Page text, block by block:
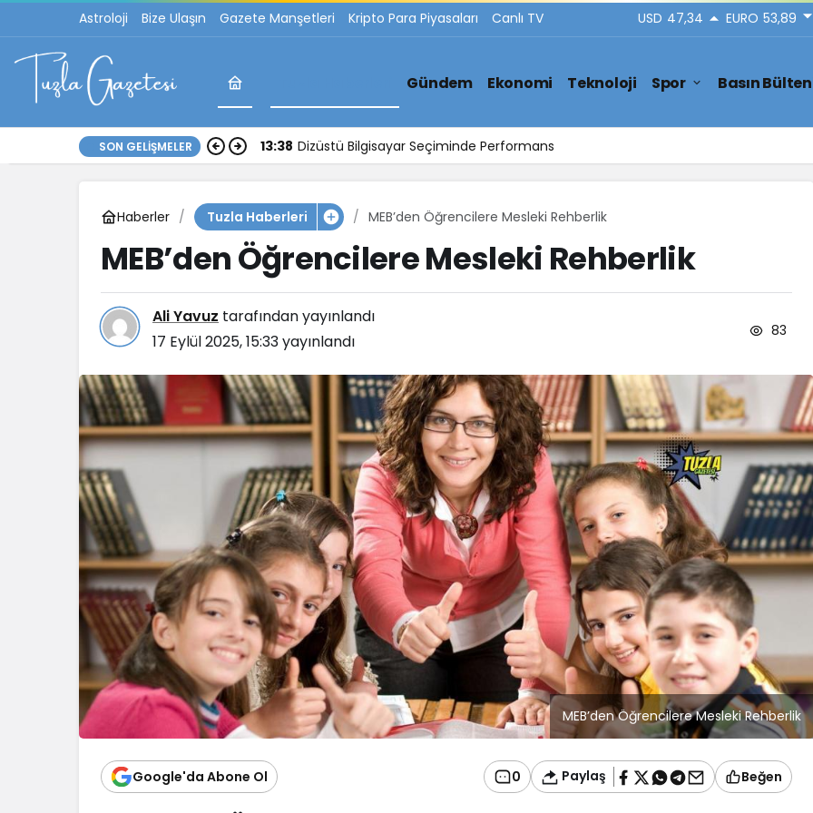
Astroloji Bize Ulaşın Gazete Manşetleri Kripto Para Piyasaları Canlı TV USD 47,34 EURO 53,89
Gündem Ekonomi Teknoloji Spor Basın
SON GELIŞMELER 17:30 İstanbul Anadolu Yakası Temizlik Hizmetleri
Haberler Tuzla Haberleri MEB’den Öğrencilere Mesleki Rehberlik
MEB’den Öğrencilere Mesleki Rehberlik
Ali Yavuz tarafından yayınlandı
17 Eylül 2025, 15:33yayınlandı
83
MEB’den Öğrencilere Mesleki Rehberlik
Google'da Abone Ol 0 Paylaş Beğen
Blog
Dizüstü Bilgisayar
Seçiminde Performans
Blog
İstanbul Anadolu Yakası
Temizlik Hizmetleri